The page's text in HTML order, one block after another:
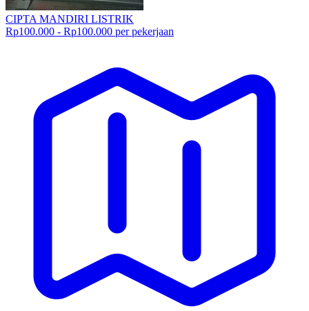
CIPTA MANDIRI LISTRIK
Rp100.000 - Rp100.000 per pekerjaan